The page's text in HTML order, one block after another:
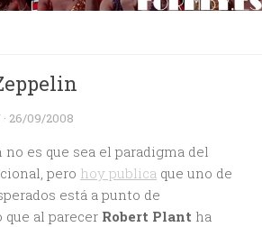
· 26/09/2008
es que sea el paradigma del
pero hoy publica que uno de
está a punto de
al parecer Robert Plant ha